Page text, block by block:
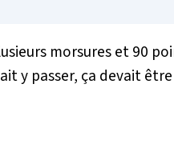
morsures et 90
y passer, ça devait